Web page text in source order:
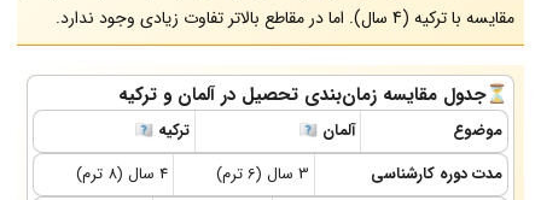
مقایسه با ترکیه (4 سال). اما در مقاطع بالاتر تفاوت زیادی وجود ندارد.
⏳جدول مقایسه زمان‌بندی تحصیل در آلمان و ترکیه
موضوع آلمان 🇩🇪
ترکیه 🇹🇷
مدت دوره کارشناسی
3 سال (6 ترم)
4 سال (8 ترم)